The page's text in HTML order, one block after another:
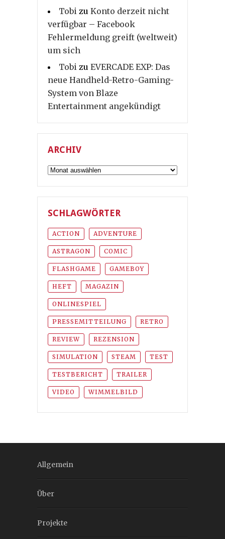
Tobi zu Konto derzeit nicht
verfügbar – Facebook
Fehlermeldung greift (weltweit)
um sich
Tobi zu EVERCADE EXP: Das
neue Handheld-Retro-Gaming-
System von Blaze
Entertainment angekündigt
ARCHIV
Archiv
SCHLAGWÖRTER
ACTION ADVENTURE
ASTRAGON COMIC
FLASHGAME GAMEBOY
HEFT MAGAZIN
ONLINESPIEL
PRESSEMITTEILUNG RETRO
REVIEW REZENSION
SIMULATION STEAM TEST
TESTBERICHT TRAILER
VIDEO WIMMELBILD
Allgemein
Über
Projekte